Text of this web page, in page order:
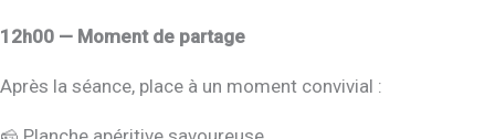
12h00 — Moment de partage
Après la séance, place à un moment convivial :